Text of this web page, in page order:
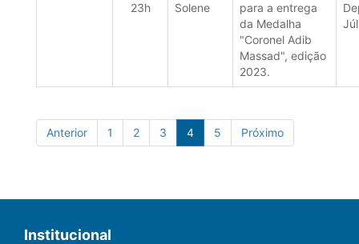
23h
Solene
para a entrega
da Medalha
"Coronel Adib
Massad", edição
2023.
Anterior 1 2 3 4 5 Próximo
Institucional